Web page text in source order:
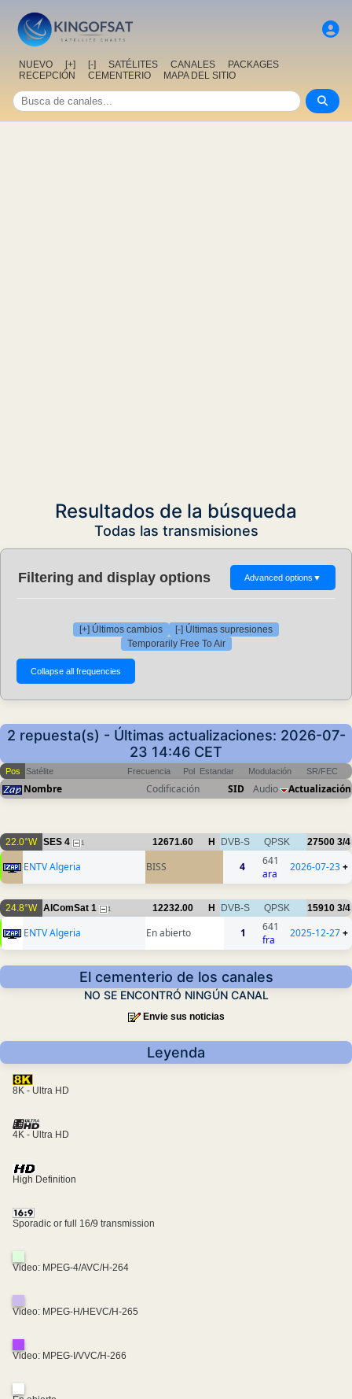
NUEVO [+] [-] SATÉLITES CANALES
PACKAGES
RECEPCIÓN
CEMENTERIO MAPA DEL SITIO
Resultados de la búsqueda
Todas las transmisiones
Filtering and display options Advanced options ▼
[+] Últimos cambios
[-] Últimas supresiones
Temporarily Free To Air
2 repuesta(s) - Últimas actualizaciones: 2026-07-
23 14:46 CET
Pos Satélite Frecuencia Pol Estandar Modulación SR/FEC
Nombre Codificación SID Audio Actualización
22.0°W SES 4 1 12671.60 H DVB-S QPSK 27500 3/4
ENTV Algeria BISS 4
641
ara
2026-07-23+
24.8°W AlComSat 1 1 12232.00 H DVB-S QPSK 15910 3/4
ENTV Algeria En abierto 1
641
fra
2025-12-27+
El cementerio de los canales
NO SE ENCONTRÓ NINGÚN CANAL
Envie sus noticias
Leyenda
8K - Ultra HD
4K - Ultra HD
High Definition
Sporadic or full 16/9 transmission
Video: MPEG-4/AVC/H-264
Video: MPEG-H/HEVC/H-265
Video: MPEG-I/VVC/H-266